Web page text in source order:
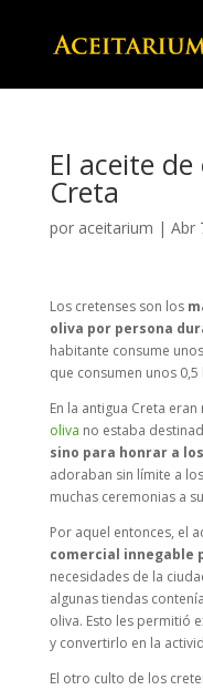
El aceite
Creta
por aceitarium | Abr
Los cretenses son los
oliva por persona
habitante consume
que consumen unos 0,5
En la antigua Creta
oliva no estaba
sino para honrar a
adoraban sin límite a
muchas ceremonias a
Por aquel entonces, el
comercial innegable
necesidades de la
algunas tiendas
oliva. Esto les permitió
y convertirlo en la
El otro culto de los